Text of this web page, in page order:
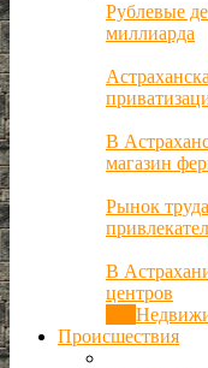
Рублевые
миллиарда
В
магазин
Рынок
В
центров
Происшествия